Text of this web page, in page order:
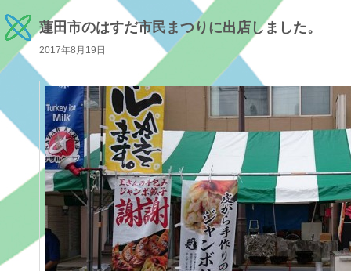
蓮田市のはすだ市民まつりに出店しました。
2017年8月19日